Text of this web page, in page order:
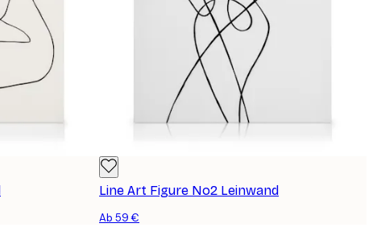
Line Art Figure No2 Leinwand
Ab 59 €